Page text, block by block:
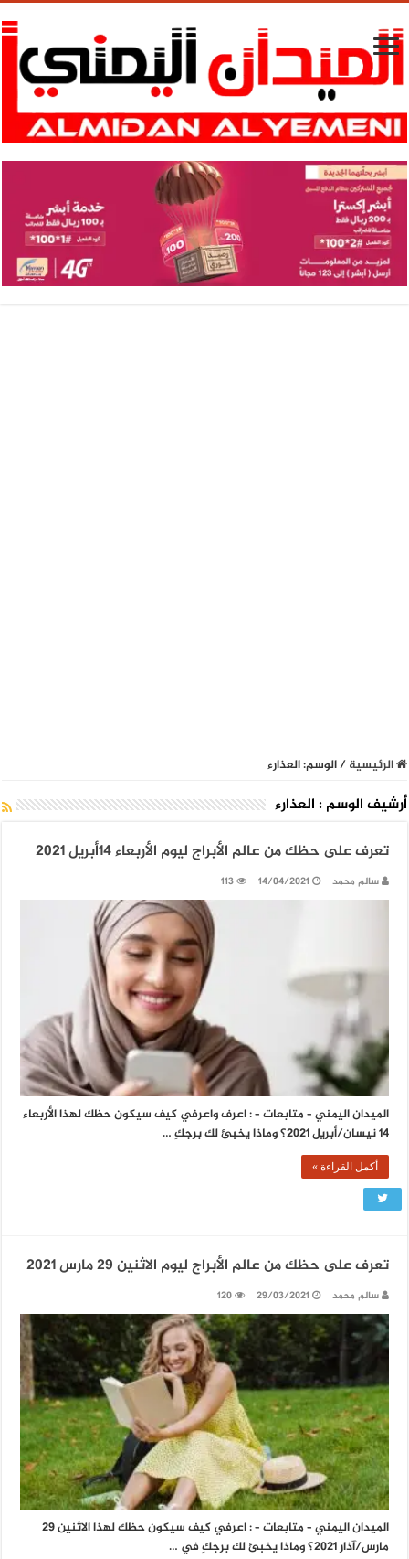
الرئيسية/الوسم:العذارء
أرشيف الوسم : العذارء
تعرف على حظك من عالم الأبراج ليوم الأربعاء 14أبريل 2021
سالم محمد 14/04/2021
113
الميدان اليمني – متابعات – : اعرف واعرفي كيف سيكون حظك لهذا الأربعاء
14 نيسان/أبريل 2021؟ وماذا يخبئ لك برجكِ …
أكمل القراءة »
تعرف على حظك من عالم الأبراج ليوم الاثنين 29 مارس 2021
سالم محمد 29/03/2021
120
الميدان اليمني – متابعات – : اعرفي كيف سيكون حظك لهذا الاثنين 29
مارس/آذار 2021؟ وماذا يخبئ لك برجكِ في …